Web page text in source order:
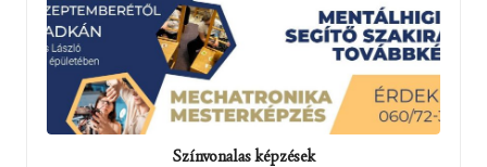
Színvonalas képzések